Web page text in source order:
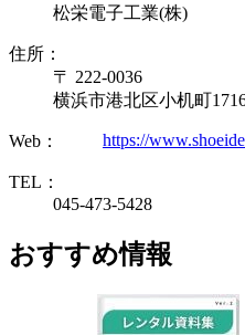
松栄電子工業(株)
住所：
〒 222-0036
横浜市港北区小机町
Web： https://
TEL：
045-473-5428
おすすめ情報